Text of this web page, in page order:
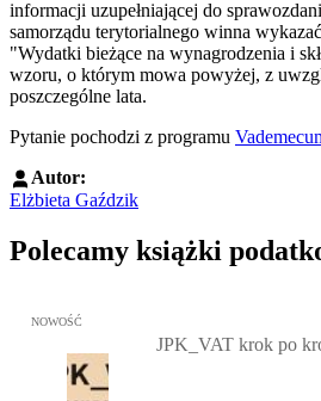
informacji uzupełniającej do
samorządu terytorialnego winna
"Wydatki bieżące na wynagrodzenia i
wzoru, o którym mowa powyżej, z
poszczególne lata.
Pytanie pochodzi z programu
Autor:
Elżbieta Gaździk
Polecamy książki
Przejdź do: JPK_VAT krok po kroku
NOWOŚĆ
JPK_VAT krok po